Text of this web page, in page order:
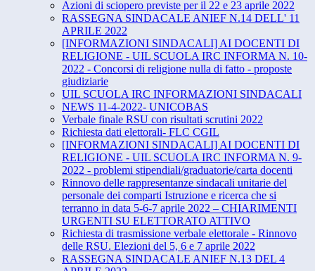
Azioni di sciopero previste per il 22 e 23 aprile 2022
RASSEGNA SINDACALE ANIEF N.14 DELL' 11
APRILE 2022
[INFORMAZIONI SINDACALI] AI DOCENTI DI
RELIGIONE - UIL SCUOLA IRC INFORMA N. 10-
2022 - Concorsi di religione nulla di fatto - proposte
giudiziarie
UIL SCUOLA IRC INFORMAZIONI SINDACALI
NEWS 11-4-2022- UNICOBAS
Verbale finale RSU con risultati scrutini 2022
Richiesta dati elettorali- FLC CGIL
[INFORMAZIONI SINDACALI] AI DOCENTI DI
RELIGIONE - UIL SCUOLA IRC INFORMA N. 9-
2022 - problemi stipendiali/graduatorie/carta docenti
Rinnovo delle rappresentanze sindacali unitarie del
personale dei comparti Istruzione e ricerca che si
terranno in data 5-6-7 aprile 2022 – CHIARIMENTI
URGENTI SU ELETTORATO ATTIVO
Richiesta di trasmissione verbale elettorale - Rinnovo
delle RSU. Elezioni del 5, 6 e 7 aprile 2022
RASSEGNA SINDACALE ANIEF N.13 DEL 4